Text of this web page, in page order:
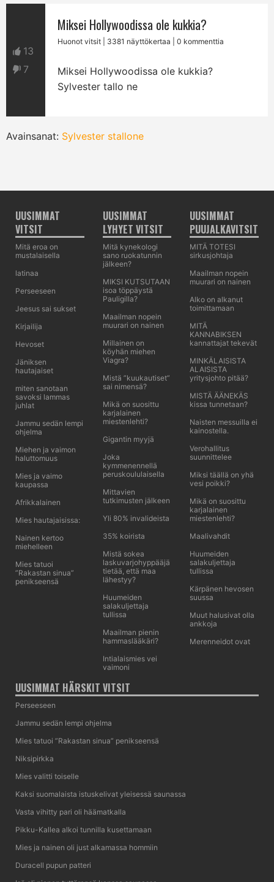
13
7
Miksei Hollywoodissa ole kukkia?
Huonot vitsit | 3381 näyttökertaa | 0 kommenttia
Miksei Hollywoodissa ole kukkia?
Sylvester tallo ne
Avainsanat: Sylvester stallone
UUSIMMAT
VITSIT
Mitä eroa on
mustalaisella
latinaa
Perseeseen
Jeesus sai sukset
Kirjailija
Hevoset
Jäniksen
hautajaiset
miten sanotaan
savoksi lammas
juhlat
Jammu sedän lempi
ohjelma
Miehen ja vaimon
haluttomuus
Mies ja vaimo
kaupassa
Afrikkalainen
Mies hautajaisissa:
Nainen kertoo
miehelleen
Mies tatuoi
”Rakastan sinua”
penikseensä
UUSIMMAT
LYHYET VITSIT
Mitä kynekologi
sano ruokatunnin
jälkeen?
MIKSI KUTSUTAAN
isoa töppäystä
Pauligilla?
Maailman nopein
muurari on nainen
Millainen on
köyhän miehen
Viagra?
Mistä ”kuukautiset”
sai nimensä?
Mikä on suosittu
karjalainen
miestenlehti?
Gigantin myyjä
Joka
kymmenennellä
peruskoululaisella
Mittavien
tutkimusten jälkeen
Yli 80% invalideista
35% koirista
Mistä sokea
laskuvarjohyppääjä
tietää, että maa
lähestyy?
Huumeiden
salakuljettaja
tullissa
Maailman pienin
hammaslääkäri?
Intialaismies vei
vaimoni
UUSIMMAT
PUUJALKAVITSIT
MITÄ TOTESI
sirkusjohtaja
Maailman nopein
muurari on nainen
Alko on alkanut
toimittamaan
MITÄ
KANNABIKSEN
kannattajat tekevät
MINKÄLAISISTA
ALAISISTA
yritysjohto pitää?
MISTÄ ÄÄNEKÄS
kissa tunnetaan?
Naisten messuilla ei
kainostella.
Verohallitus
suunnittelee
Miksi täällä on yhä
vesi poikki?
Mikä on suosittu
karjalainen
miestenlehti?
Maalivahdit
Huumeiden
salakuljettaja
tullissa
Kärpänen hevosen
suussa
Muut halusivat olla
ankkoja
Merenneidot ovat
UUSIMMAT HÄRSKIT VITSIT
Perseeseen
Jammu sedän lempi ohjelma
Mies tatuoi ”Rakastan sinua” penikseensä
Niksipirkka
Mies valitti toiselle
Kaksi suomalaista istuskelivat yleisessä saunassa
Vasta vihitty pari oli häämatkalla
Pikku-Kallea alkoi tunnilla kusettamaan
Mies ja nainen oli just alkamassa hommiin
Duracell pupun patteri